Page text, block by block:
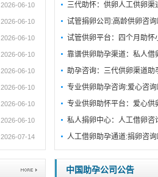
2026-06-10
2026-06-10
2026-06-10
2026-06-10
2026-06-10
2026-06-10
2026-06-10
2026-06-10
2026-07-14
三代助怀：供卵人工供卵
试管捐卵公司:高龄供卵咨
试管供卵平台：四个月助怀
靠谱供卵助孕渠道：私人
助孕咨询：三代供卵渠道助
专业供卵助孕咨询:爱心咨
专业供卵助怀平台：爱心
私人捐卵中心：人工借卵
人工借卵助孕通道:捐卵咨
中国助孕公司公告